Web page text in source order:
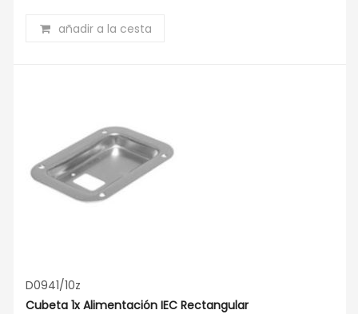
añadir a la cesta
D0941/10z
Cubeta 1x Alimentación IEC Rectangular